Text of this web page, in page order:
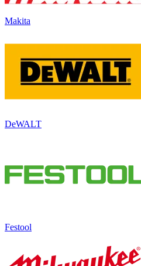
Makita
DeWALT
Festool